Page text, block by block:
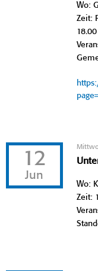
Wo:
Zeit:
12
Jun
Wo:
Zeit: